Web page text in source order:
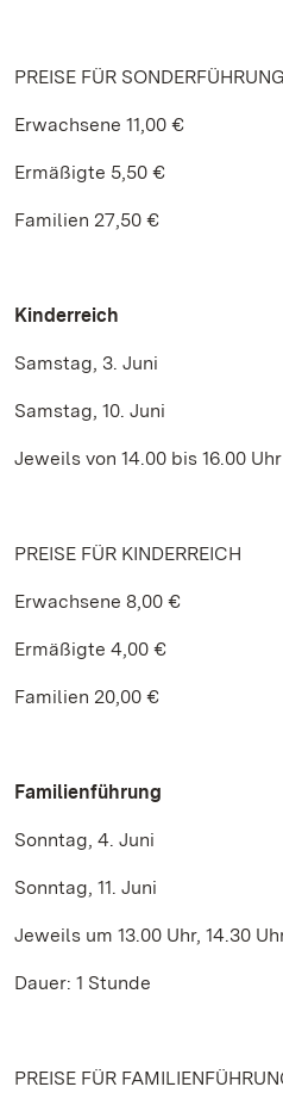
PREISE FÜR SONDERFÜHRUNG
Erwachsene 11,00 €
Ermäßigte 5,50 €
Familien 27,50 €
Kinderreich
Samstag, 3. Juni
Samstag, 10. Juni
Jeweils von 14.00 bis 16.00 Uhr
PREISE FÜR KINDERREICH
Erwachsene 8,00 €
Ermäßigte 4,00 €
Familien 20,00 €
Familienführung
Sonntag, 4. Juni
Sonntag, 11. Juni
Jeweils um 13.00 Uhr, 14.30
Dauer: 1 Stunde
PREISE FÜR